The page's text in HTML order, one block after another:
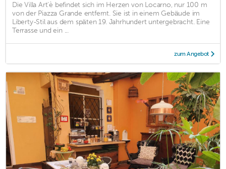
Die Villa Art'è befindet sich im Herzen von Locarno, nur 100 m
von der Piazza Grande entfernt. Sie ist in einem Gebäude im
Liberty-Stil aus dem späten 19. Jahrhundert untergebracht. Eine
Terrasse und ein ...
zum Angebot